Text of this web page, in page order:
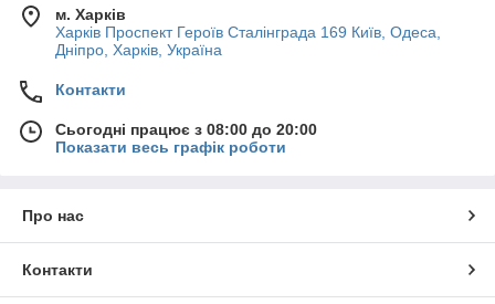
м. Харків
Харків Проспект Героїв Сталінграда 169 Київ, Одеса,
Дніпро, Харків, Україна
Контакти
Сьогодні працює з 08:00 до 20:00
Показати весь графік роботи
Про нас
Контакти